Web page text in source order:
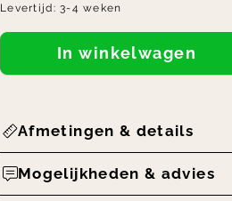
Levertijd:3-4 weken
In winkelwagen
Afmetingen & details
Mogelijkheden & advies